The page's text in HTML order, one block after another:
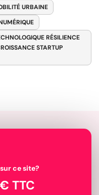
URBAINE
RÉSILIENCE
STARTUP
ce site?
TTC